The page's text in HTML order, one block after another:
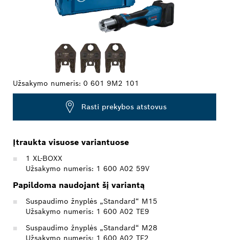
Užsakymo numeris: 0 601 9M2 101
Rasti prekybos atstovus
Įtraukta visuose variantuose
1 XL-BOXX
Užsakymo numeris: 1 600 A02 59V
Papildoma naudojant šį variantą
Suspaudimo žnyplės „Standard“ M15
Užsakymo numeris: 1 600 A02 TE9
Suspaudimo žnyplės „Standard“ M28
Užsakymo numeris: 1 600 A02 TF2